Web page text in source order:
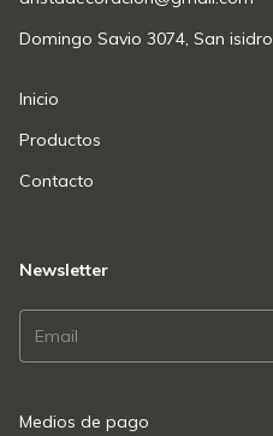
Domingo Savio 3074, San isidro
Inicio
Productos
Contacto
Newsletter
Medios de pago